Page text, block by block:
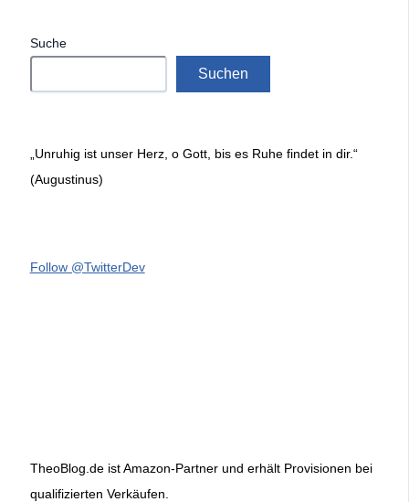
Suche
Suchen
„Unruhig ist unser Herz, o Gott, bis es Ruhe findet in dir.“
(Augustinus)
Follow @TwitterDev
TheoBlog.de ist Amazon-Partner und erhält Provisionen bei
qualifizierten Verkäufen.